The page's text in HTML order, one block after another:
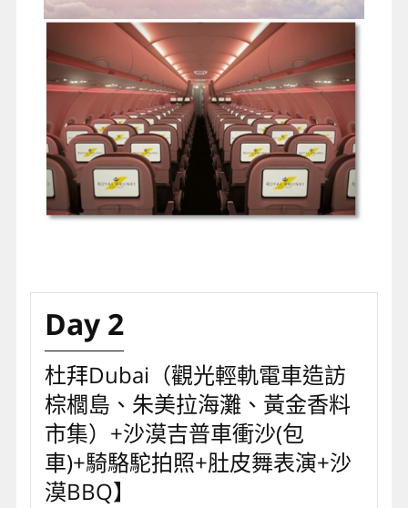
Day 2
杜拜Dubai（觀光輕軌電車造訪
棕櫚島、朱美拉海灘、黃金香料
市集）+沙漠吉普車衝沙(包
車)+騎駱駝拍照+肚皮舞表演+沙
漠BBQ】